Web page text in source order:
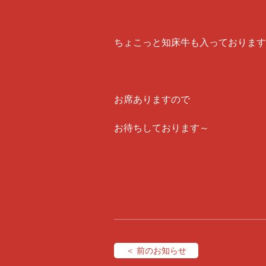
ちょこっと知床牛も入っております
お席ありますので
お待ちしております～
＜ 前のお知らせ